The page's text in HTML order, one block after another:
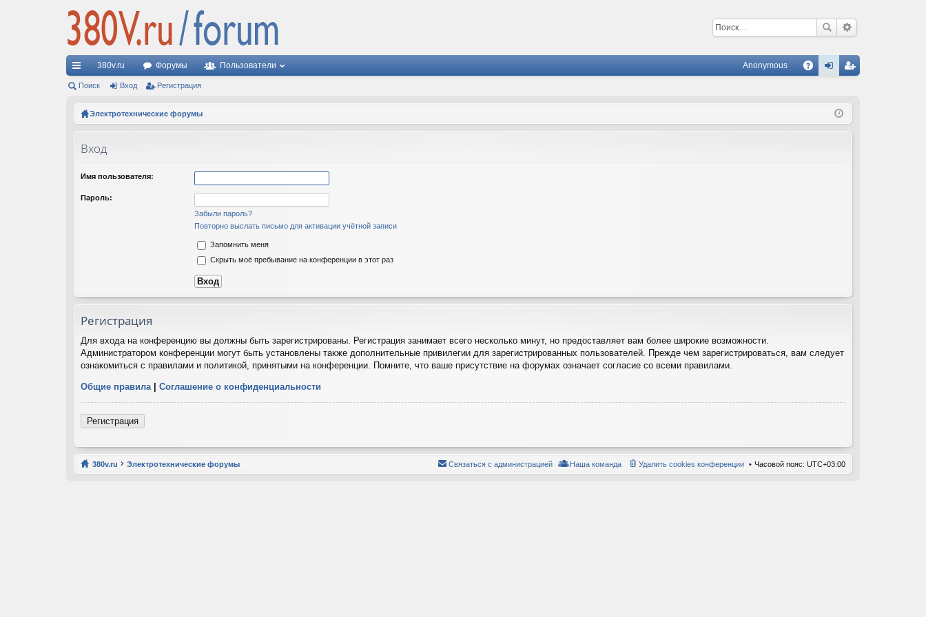
С
с
380v.ru Форумы Пользователи Anonymous
ис
Поиск Вход Регистрация
Электротехнические форумы
Вход
Имя пользователя:
Пароль:
Забыли пароль?
Повторно выслать письмо для активации учётной записи
Запомнить меня
Скрыть моё пребывание на конференции в этот раз
Регистрация
Для входа на конференцию вы должны быть зарегистрированы. Регистрация занимает всего несколько минут, но предоставляет вам более широкие возможности.
Администратором конференции могут быть установлены также дополнительные привилегии для зарегистрированных пользователей. Прежде чем зарегистрироваться, вам следует
ознакомиться с правилами и политикой, принятыми на конференции. Помните, что ваше присутствие на форумах означает согласие со всеми правилами.
Общие правила | Соглашение о конфиденциальности
Регистрация
380v.ru Электротехнические форумы Часовой пояс: UTC+03:00
Удалить cookies конференции
Наша команда
Связаться с администрацией